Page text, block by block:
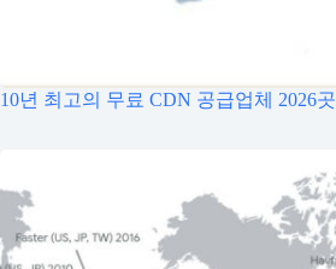
10년 최고의 무료 CDN 공급업체 2026곳